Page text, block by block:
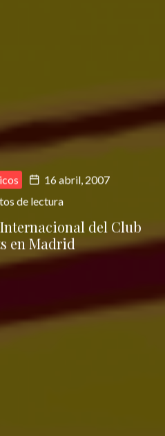
16 abril, 2007
de lectura
del Club
en Madrid